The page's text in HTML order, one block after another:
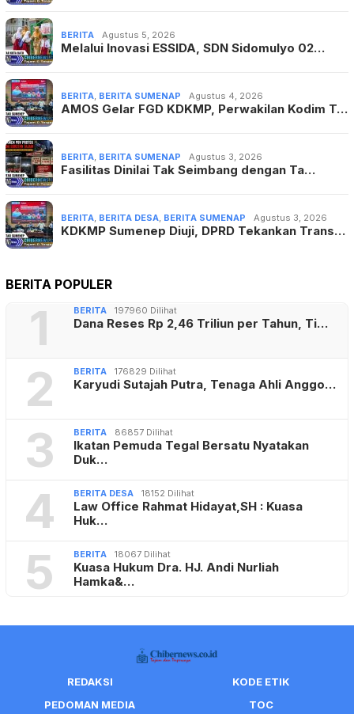
BERITA Agustus 5, 2026
Melalui Inovasi ESSIDA, SDN Sidomulyo 02…
BERITA, BERITA SUMENAP Agustus 4, 2026
AMOS Gelar FGD KDKMP, Perwakilan Kodim T…
BERITA, BERITA SUMENAP Agustus 3, 2026
Fasilitas Dinilai Tak Seimbang dengan Ta…
BERITA, BERITA DESA, BERITA SUMENAP Agustus 3, 2026
KDKMP Sumenep Diuji, DPRD Tekankan Trans…
BERITA POPULER
1 BERITA 197960 Dilihat
Dana Reses Rp 2,46 Triliun per Tahun, Ti…
2 BERITA 176829 Dilihat
Karyudi Sutajah Putra, Tenaga Ahli Anggo…
3 BERITA 86857 Dilihat
Ikatan Pemuda Tegal Bersatu Nyatakan
Duk…
4 BERITA DESA 18152 Dilihat
Law Office Rahmat Hidayat,SH : Kuasa
Huk…
5 BERITA 18067 Dilihat
Kuasa Hukum Dra. HJ. Andi Nurliah
Hamka&…
REDAKSI
KODE ETIK
PEDOMAN MEDIA
TOC